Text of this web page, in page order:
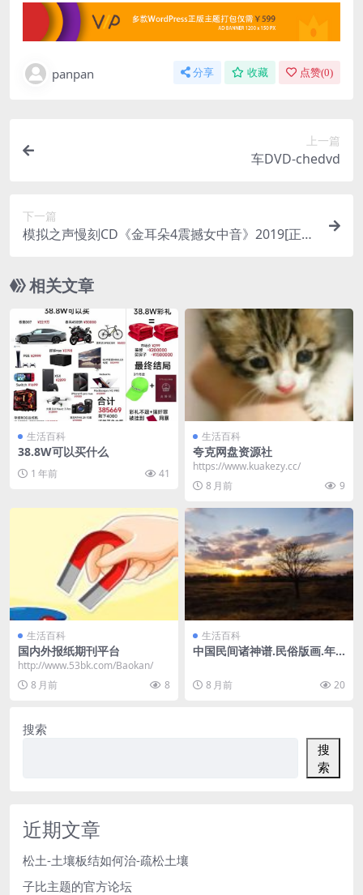
panpan 分享 收藏 点赞(0)
上一篇
车DVD-chedvd
下一篇
模拟之声慢刻CD《金耳朵4震撼女中音》2019[正版
相关文章
生活百科
38.8W可以买什么
1 年前 41
生活百科
夸克网盘资源社
https://www.kuakezy.cc/
8 月前
9
生活百科
国内外报纸期刊平台
http://www.53bk.com/Baokan/
8 月前
8
生活百科
中国民间诸神谱.民俗版画.年
8 月前 20
搜索
搜
索
近期文章
松土-土壤板结如何治-疏松土壤
子比主题的官方论坛